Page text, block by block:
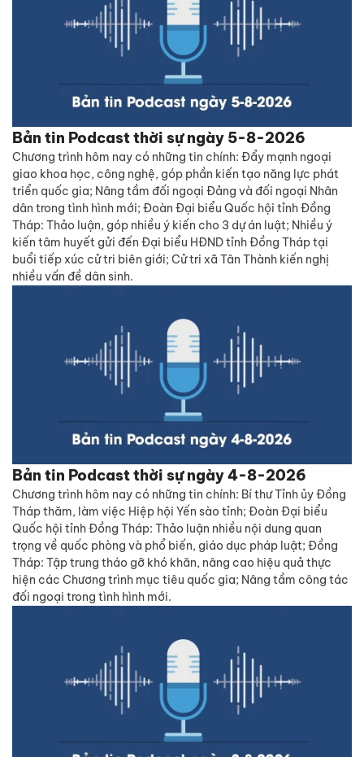
Bản tin Podcast thời sự ngày 5-8-2026
Chương trình hôm nay có những tin chính: Đẩy mạnh ngoại
giao khoa học, công nghệ, góp phần kiến tạo năng lực phát
triển quốc gia; Nâng tầm đối ngoại Đảng và đối ngoại Nhân
dân trong tình hình mới; Đoàn Đại biểu Quốc hội tỉnh Đồng
Tháp: Thảo luận, góp nhiều ý kiến cho 3 dự án luật; Nhiều ý
kiến tâm huyết gửi đến Đại biểu HĐND tỉnh Đồng Tháp tại
buổi tiếp xúc cử tri biên giới; Cử tri xã Tân Thành kiến nghị
nhiều vấn đề dân sinh.
Bản tin Podcast thời sự ngày 4-8-2026
Chương trình hôm nay có những tin chính: Bí thư Tỉnh ủy Đồng
Tháp thăm, làm việc Hiệp hội Yến sào tỉnh; Đoàn Đại biểu
Quốc hội tỉnh Đồng Tháp: Thảo luận nhiều nội dung quan
trọng về quốc phòng và phổ biến, giáo dục pháp luật; Đồng
Tháp: Tập trung tháo gỡ khó khăn, nâng cao hiệu quả thực
hiện các Chương trình mục tiêu quốc gia; Nâng tầm công tác
đối ngoại trong tình hình mới.